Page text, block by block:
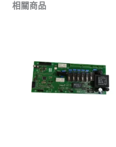
相關商品